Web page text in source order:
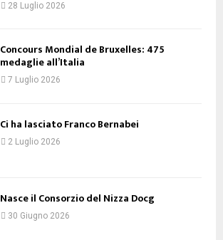
28 Luglio 2026
Concours Mondial de Bruxelles: 475
medaglie all’Italia
7 Luglio 2026
Ci ha lasciato Franco Bernabei
2 Luglio 2026
Nasce il Consorzio del Nizza Docg
30 Giugno 2026